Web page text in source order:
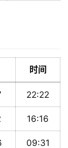
时间
22:22
16:16
09:31